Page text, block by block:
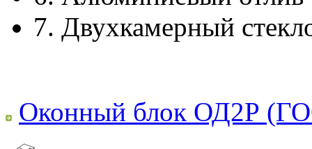
7. Двухкамерный
Оконный блок ОД2Р